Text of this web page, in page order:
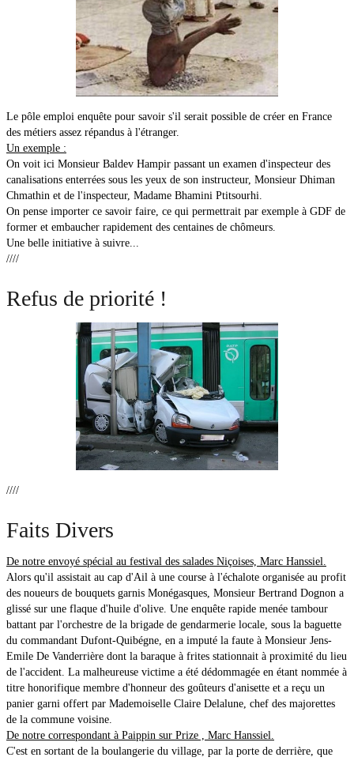
Le pôle emploi enquête pour savoir s'il serait possible de créer en France
des métiers assez répandus à l'étranger.
Un exemple :
On voit ici Monsieur Baldev Hampir passant un examen d'inspecteur des
canalisations enterrées sous les yeux de son instructeur, Monsieur Dhiman
Chmathin et de l'inspecteur, Madame Bhamini Ptitsourhi.
On pense importer ce savoir faire, ce qui permettrait par exemple à GDF de
former et embaucher rapidement des centaines de chômeurs.
Une belle initiative à suivre...
////
Refus de priorité !
////
Faits Divers
De notre envoyé spécial au festival des salades Niçoises, Marc Hanssiel.
Alors qu'il assistait au cap d'Ail à une course à l'échalote organisée au profit
des noueurs de bouquets garnis Monégasques, Monsieur Bertrand Dognon a
glissé sur une flaque d'huile d'olive. Une enquête rapide menée tambour
battant par l'orchestre de la brigade de gendarmerie locale, sous la baguette
du commandant Dufont-Quibégne, en a imputé la faute à Monsieur Jens-
Emile De Vanderrière dont la baraque à frites stationnait à proximité du lieu
de l'accident. La malheureuse victime a été dédommagée en étant nommée à
titre honorifique membre d'honneur des goûteurs d'anisette et a reçu un
panier garni offert par Mademoiselle Claire Delalune, chef des majorettes
de la commune voisine.
De notre correspondant à Paippin sur Prize , Marc Hanssiel.
C'est en sortant de la boulangerie du village, par la porte de derrière, que